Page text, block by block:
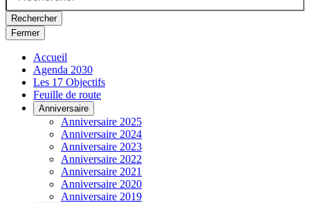
Rechercher
Fermer
Accueil
Agenda 2030
Les 17 Objectifs
Feuille de route
Anniversaire
Anniversaire 2025
Anniversaire 2024
Anniversaire 2023
Anniversaire 2022
Anniversaire 2021
Anniversaire 2020
Anniversaire 2019